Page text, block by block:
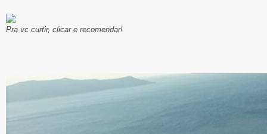
Pra vc curtir, clicar e recomendar!